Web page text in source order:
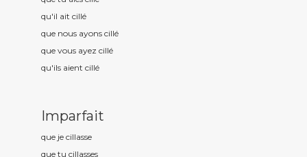
qu'il ait cillé
que nous ayons cillé
que vous ayez cillé
qu'ils aient cillé
Imparfait
que je cillasse
que tu cillasses